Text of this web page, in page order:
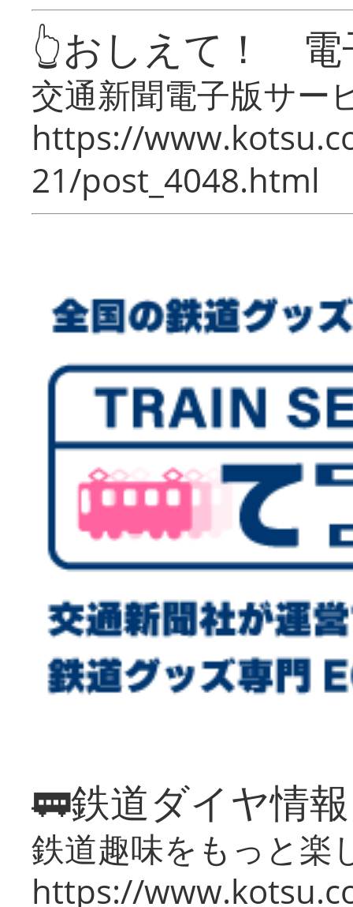
👆おしえて！ 電
交通新聞電子版サー
https://
21/post_4048.html
🚃鉄道ダイヤ情
鉄道趣味をもっと楽
https://